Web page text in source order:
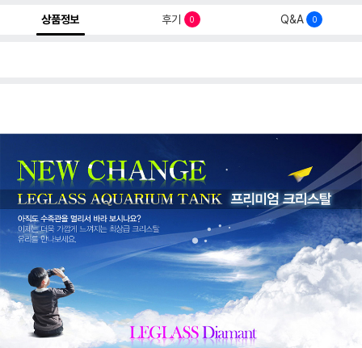
상품정보 후기 0 Q&A 0